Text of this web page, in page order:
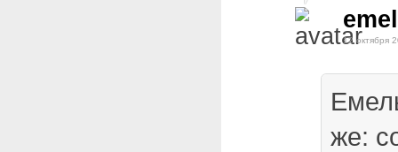
12 октября
же: